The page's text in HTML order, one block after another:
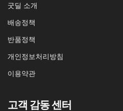
굿딜 소개
배송정책
반품정책
개인정보처리방침
이용약관
고객 감동 센터